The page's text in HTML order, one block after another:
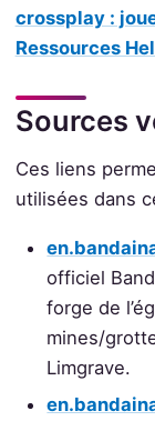
crossplay :
Ressources
Sources
Ces liens
utilisées dans
officiel
forge de
mines/
Limgrave.